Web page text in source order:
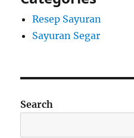
Resep Sayuran
Sayuran Segar
Search